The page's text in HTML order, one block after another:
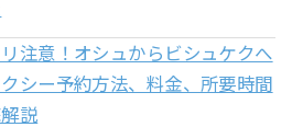
注意！オシュからビシュケクへ
シー予約方法、料金、所要時間
説